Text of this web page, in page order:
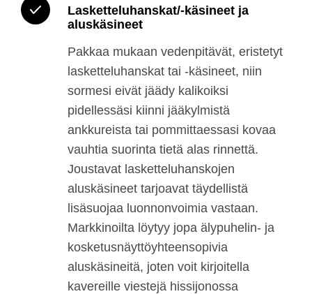
Lasketteluhanskat/-käsineet ja
aluskäsineet
Pakkaa mukaan vedenpitävät, eristetyt
lasketteluhanskat tai -käsineet, niin
sormesi eivät jäädy kalikoiksi
pidellessäsi kiinni jääkylmistä
ankkureista tai pommittaessasi kovaa
vauhtia suorinta tietä alas rinnettä.
Joustavat lasketteluhanskojen
aluskäsineet tarjoavat täydellistä
lisäsuojaa luonnonvoimia vastaan.
Markkinoilta löytyy jopa älypuhelin- ja
kosketusnäyttöyhteensopivia
aluskäsineitä, joten voit kirjoitella
kavereille viestejä hissijonossa